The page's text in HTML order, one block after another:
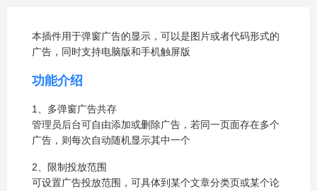
本插件用于弹窗广告的显示，可以是图片或者代码形式的
广告，同时支持电脑版和手机触屏版
功能介绍
1、多弹窗广告共存
管理员后台可自由添加或删除广告，若同一页面存在多个
广告，则每次自动随机显示其中一个
2、限制投放范围
可设置广告投放范围，可具体到某个文章分类页或某个论